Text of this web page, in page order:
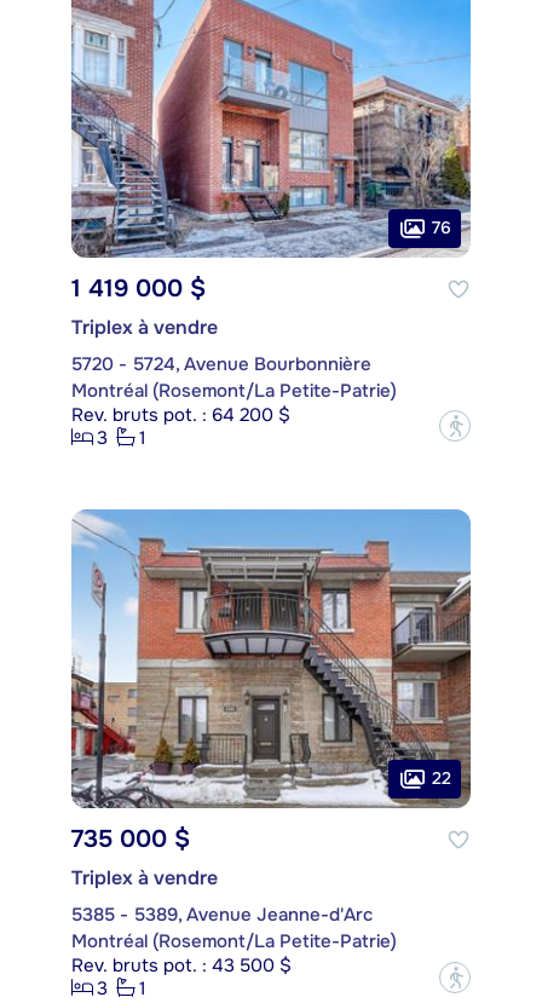
76
1 419 000 $
Triplex à vendre
5720 - 5724, Avenue Bourbonnière
Montréal (Rosemont/La Petite-Patrie)
Rev. bruts pot. : 64 200 $
3
1 ?
22
735 000 $
Triplex à vendre
5385 - 5389, Avenue Jeanne-d'Arc
Montréal (Rosemont/La Petite-Patrie)
Rev. bruts pot. : 43 500 $
3
1 ?